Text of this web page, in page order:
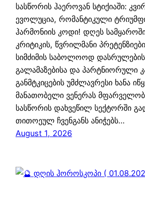
სასწორის ჰაეროვან სტიქიაში:
ევოლუცია, რომანტიკული
ჰარმონიის კოდი! დღეს
კრიტიკის, წვრილმანი
სიმძიმის საბოლოოდ
გალამაზებისა და პარტნიორული
განმტკიცების უმძლავრესი ხანა
მანათობელი ვენერას
სასწორის დახვეწილ სექტორში
თითოეულ ჩვენგანს ანიჭებს…
August 1, 2026